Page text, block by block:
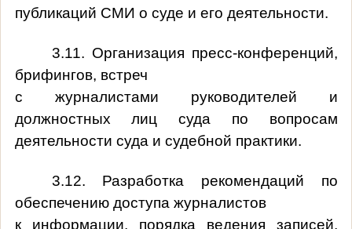
публикаций СМИ о суде и его деятельности.
3.11. Организация пресс-конференций,
брифингов, встреч
с журналистами руководителей и
должностных лиц суда по вопросам
деятельности суда и судебной практики.
3.12. Разработка рекомендаций по
обеспечению доступа журналистов
к информации, порядка ведения записей,